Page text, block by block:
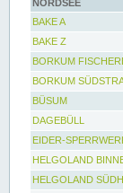
NORDSEE
BAKE A
BAKE Z
BORKUM
BORKUM
BÜSUM
DAGEBÜLL
EIDER-
HELGOLAND
HELGOLAND